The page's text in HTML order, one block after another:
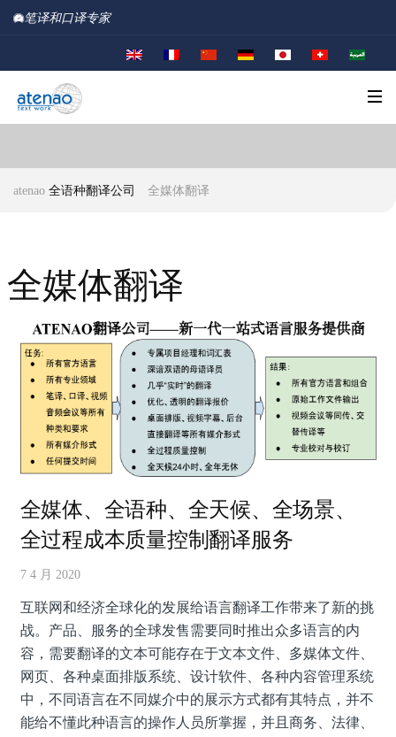
笔译和口译专家
atenao 全语种翻译公司 全媒体翻译
全媒体翻译
全媒体、全语种、全天候、全场景、
全过程成本质量控制翻译服务
7 4 月 2020
互联网和经济全球化的发展给语言翻译工作带来了新的挑
战。产品、服务的全球发售需要同时推出众多语言的内
容，需要翻译的文本可能存在于文本文件、多媒体文件、
网页、各种桌面排版系统、设计软件、各种内容管理系统
中，不同语言在不同媒介中的展示方式都有其特点，并不
能给不懂此种语言的操作人员所掌握，并且商务、法律、